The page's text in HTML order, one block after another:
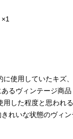
に使用していたキズ
るヴィンテージ商品
した程度と思われ
れいな状態のヴィ